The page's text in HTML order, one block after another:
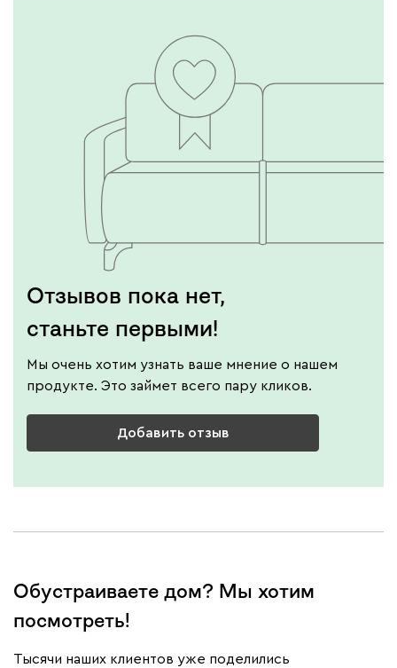
Отзывов пока нет,
станьте первыми!
Мы очень хотим узнать ваше мнение о нашем
продукте. Это займет всего пару кликов.
Добавить отзыв
Обустраиваете дом? Мы хотим
посмотреть!
Тысячи наших клиентов уже поделились